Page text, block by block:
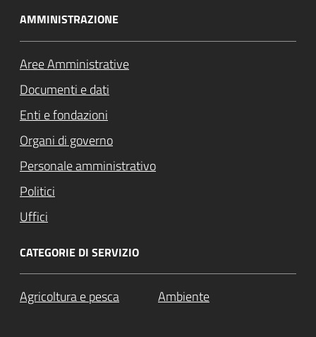
AMMINISTRAZIONE
Aree Amministrative
Documenti e dati
Enti e fondazioni
Organi di governo
Personale amministrativo
Politici
Uffici
CATEGORIE DI SERVIZIO
Agricoltura e pesca Ambiente